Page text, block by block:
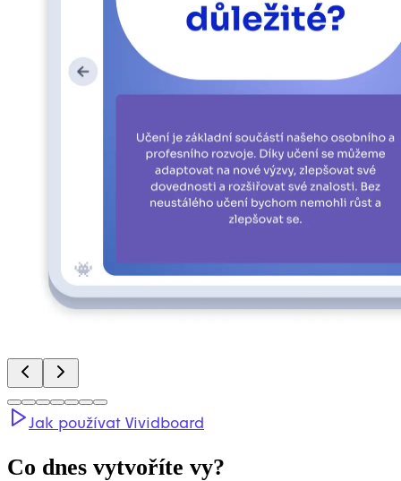
Jak používat Vividboard
Co dnes vytvoříte vy?